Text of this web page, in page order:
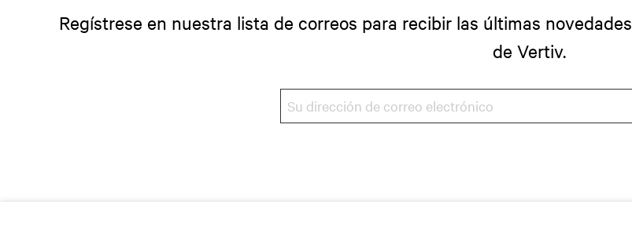
Regístrese en nuestra lista de correos para recibir las últimas
de Vertiv.